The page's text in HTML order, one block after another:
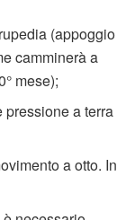
(appoggio
camminerà a
mese);
pressione a terra
a otto. In